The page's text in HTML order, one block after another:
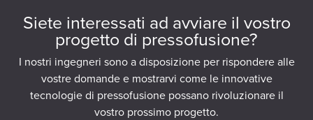
Siete interessati ad avviare il vostro
progetto di pressofusione?
I nostri ingegneri sono a disposizione per rispondere alle
vostre domande e mostrarvi come le innovative
tecnologie di pressofusione possano rivoluzionare il
vostro prossimo progetto.